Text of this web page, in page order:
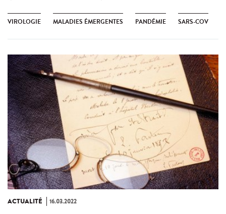
VIROLOGIE MALADIES ÉMERGENTES PANDÉMIE SARS-COV
ACTUALITÉ 16.03.2022